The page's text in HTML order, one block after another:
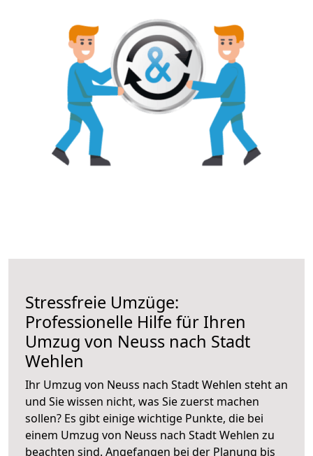
Stressfreie Umzüge:
Professionelle Hilfe für Ihren
Umzug von Neuss nach Stadt
Wehlen
Ihr Umzug von Neuss nach Stadt Wehlen steht an
und Sie wissen nicht, was Sie zuerst machen
sollen? Es gibt einige wichtige Punkte, die bei
einem Umzug von Neuss nach Stadt Wehlen zu
beachten sind. Angefangen bei der Planung bis